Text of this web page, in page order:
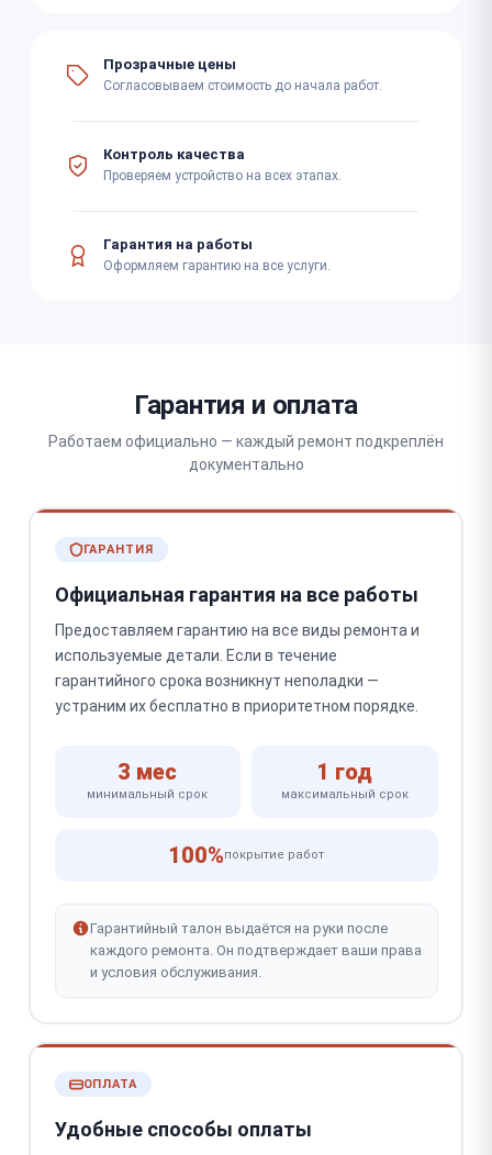
Прозрачные цены
Согласовываем стоимость до начала работ.
Контроль качества
Проверяем устройство на всех этапах.
Гарантия на работы
Оформляем гарантию на все услуги.
Гарантия и оплата
Работаем официально — каждый ремонт подкреплён
документально
ГАРАНТИЯ
Официальная гарантия на все работы
Предоставляем гарантию на все виды ремонта и
используемые детали. Если в течение
гарантийного срока возникнут неполадки —
устраним их бесплатно в приоритетном порядке.
3 мес
минимальный срок
1 год
максимальный срок
100%покрытие работ
Гарантийный талон выдаётся на руки после
каждого ремонта. Он подтверждает ваши права
и условия обслуживания.
ОПЛАТА
Удобные способы оплаты